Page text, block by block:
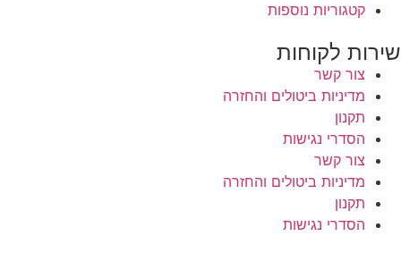
קטגוריות נוספות
שירות לקוחות
צור קשר
מדיניות ביטולים והחזרה
תקנון
הסדרי נגישות
צור קשר
מדיניות ביטולים והחזרה
תקנון
הסדרי נגישות